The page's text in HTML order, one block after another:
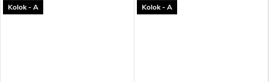
Kolok - A Kolok - A